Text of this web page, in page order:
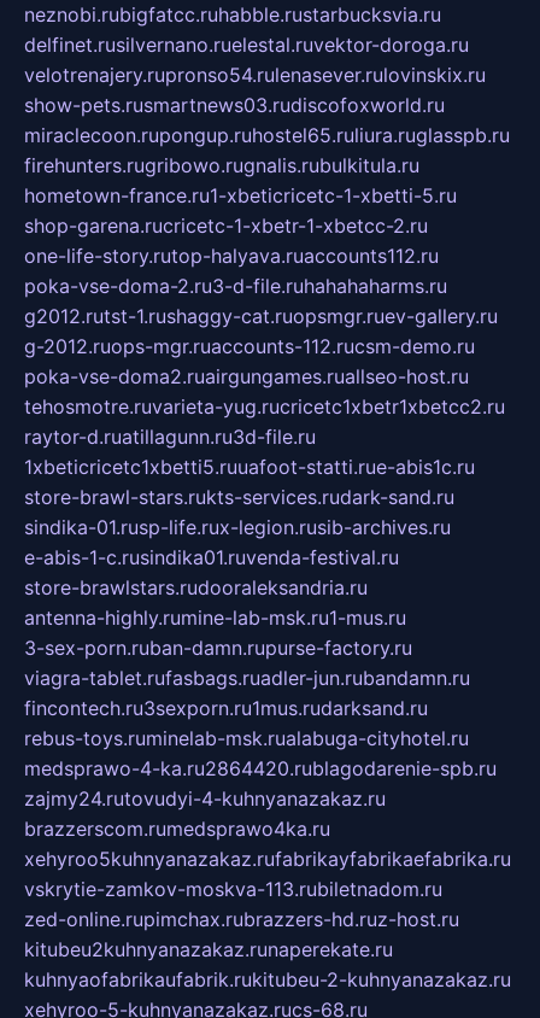
neznobi.rubigfatcc.ruhabble.rustarbucksvia.ru
delfinet.rusilvernano.ruelestal.ruvektor-doroga.ru
velotrenajery.rupronso54.rulenasever.rulovinskix.ru
show-pets.rusmartnews03.rudiscofoxworld.ru
miraclecoon.rupongup.ruhostel65.ruliura.ruglasspb.ru
firehunters.rugribowo.rugnalis.rubulkitula.ru
hometown-france.ru1-xbeticricetc-1-xbetti-5.ru
shop-garena.rucricetc-1-xbetr-1-xbetcc-2.ru
one-life-story.rutop-halyava.ruaccounts112.ru
poka-vse-doma-2.ru3-d-file.ruhahahaharms.ru
g2012.rutst-1.rushaggy-cat.ruopsmgr.ruev-gallery.ru
g-2012.ruops-mgr.ruaccounts-112.rucsm-demo.ru
poka-vse-doma2.ruairgungames.ruallseo-host.ru
tehosmotre.ruvarieta-yug.rucricetc1xbetr1xbetcc2.ru
raytor-d.ruatillagunn.ru3d-file.ru
1xbeticricetc1xbetti5.ruuafoot-statti.rue-abis1c.ru
store-brawl-stars.rukts-services.rudark-sand.ru
sindika-01.rusp-life.rux-legion.rusib-archives.ru
e-abis-1-c.rusindika01.ruvenda-festival.ru
store-brawlstars.rudooraleksandria.ru
antenna-highly.rumine-lab-msk.ru1-mus.ru
3-sex-porn.ruban-damn.rupurse-factory.ru
viagra-tablet.rufasbags.ruadler-jun.rubandamn.ru
fincontech.ru3sexporn.ru1mus.rudarksand.ru
rebus-toys.ruminelab-msk.rualabuga-cityhotel.ru
medsprawo-4-ka.ru2864420.rublagodarenie-spb.ru
zajmy24.rutovudyi-4-kuhnyanazakaz.ru
brazzerscom.rumedsprawo4ka.ru
xehyroo5kuhnyanazakaz.rufabrikayfabrikaefabrika.ru
vskrytie-zamkov-moskva-113.rubiletnadom.ru
zed-online.rupimchax.rubrazzers-hd.ruz-host.ru
kitubeu2kuhnyanazakaz.runaperekate.ru
kuhnyaofabrikaufabrik.rukitubeu-2-kuhnyanazakaz.ru
xehyroo-5-kuhnyanazakaz.rucs-68.ru